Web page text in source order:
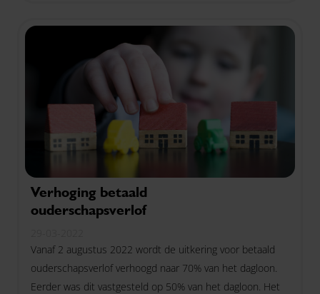
Verhoging betaald
ouderschapsverlof
Vanaf 2 augustus 2022 wordt de uitkering voor betaald
ouderschapsverlof verhoogd naar 70% van het dagloon.
Eerder was dit vastgesteld op 50% van het dagloon. Het